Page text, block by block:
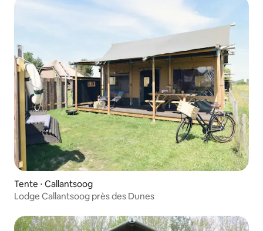
Tente ⋅ Callantsoog
Lodge Callantsoog près des Dunes